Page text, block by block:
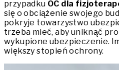
przypadku OC dla
się o obciążenie swojego
pokryje towarzystwo
trzeba mieć, aby uniknąć
wykupione ubezpieczenie.
większy stopień ochrony.